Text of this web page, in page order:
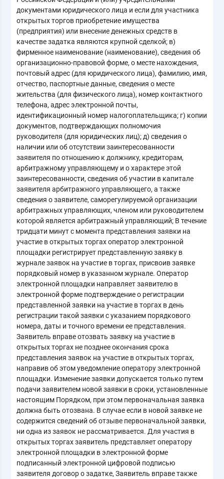
документами юридического лица и если для участника
открытых торгов приобретение имущества
(предприятия) или внесение денежных средств в
качестве задатка являются крупной сделкой; в)
фирменное наименование (наименование), сведения об
организационно-правовой форме, о месте нахождения,
почтовый адрес (для юридического лица), фамилию, имя,
отчество, паспортные данные, сведения о месте
жительства (для физического лица), номер контактного
телефона, адрес электронной почты,
идентификационный номер налогоплательщика; г) копии
документов, подтверждающих полномочия
руководителя (для юридических лиц); д) сведения о
наличии или об отсутствии заинтересованности
заявителя по отношению к должнику, кредиторам,
арбитражному управляющему и о характере этой
заинтересованности, сведения об участии в капитале
заявителя арбитражного управляющего, а также
сведения о заявителе, саморегулируемой организации
арбитражных управляющих, членом или руководителем
которой является арбитражный управляющий; В течение
тридцати минут с момента представления заявки на
участие в открытых торгах оператор электронной
площадки регистрирует представленную заявку в
журнале заявок на участие в торгах, присвоив заявке
порядковый номер в указанном журнале. Оператор
электронной площадки направляет заявителю в
электронной форме подтверждение о регистрации
представленной заявки на участие в торгах в день
регистрации такой заявки с указанием порядкового
номера, даты и точного времени ее представления.
Заявитель вправе отозвать заявку на участие в
открытых торгах не позднее окончания срока
представления заявок на участие в открытых торгах,
направив об этом уведомление оператору электронной
площадки. Изменение заявки допускается только путем
подачи заявителем новой заявки в сроки, установленные
настоящим Порядком, при этом первоначальная заявка
должна быть отозвана. В случае если в новой заявке не
содержится сведений об отзыве первоначальной заявки,
ни одна из заявок не рассматривается. Для участия в
открытых торгах заявитель представляет оператору
электронной площадки в электронной форме
подписанный электронной цифровой подписью
заявителя договор о задатке, Заявитель вправе также